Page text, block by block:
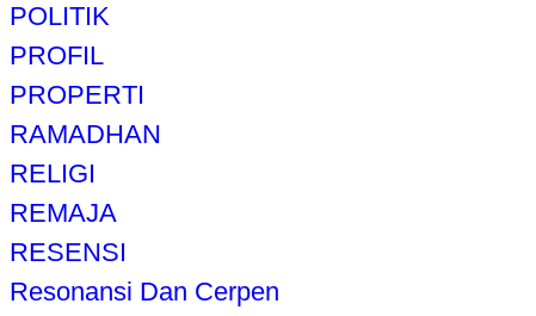
POLITIK
PROFIL
PROPERTI
RAMADHAN
RELIGI
REMAJA
RESENSI
Resonansi Dan Cerpen